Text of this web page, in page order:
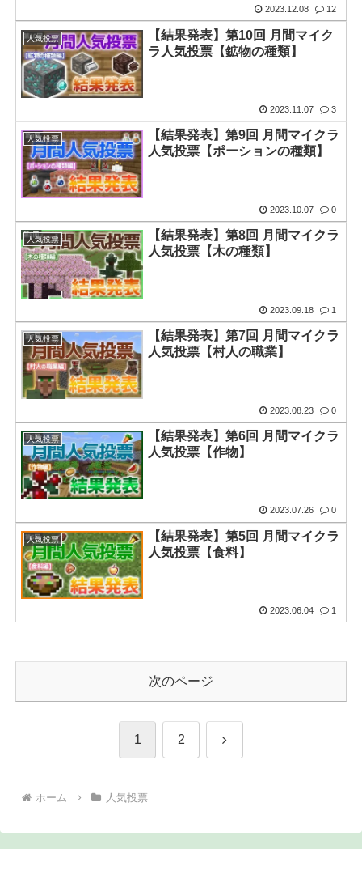
2023.12.08 12
人気投票
【結果発表】第10回 月間マイク
ラ人気投票【鉱物の種類】
2023.11.07 3
人気投票
【結果発表】第9回 月間マイクラ
人気投票【ポーションの種類】
2023.10.07 0
人気投票
【結果発表】第8回 月間マイクラ
人気投票【木の種類】
2023.09.18 1
人気投票
【結果発表】第7回 月間マイクラ
人気投票【村人の職業】
2023.08.23 0
人気投票
【結果発表】第6回 月間マイクラ
人気投票【作物】
2023.07.26 0
人気投票
【結果発表】第5回 月間マイクラ
人気投票【食料】
2023.06.04 1
次のページ
1 2 次
ホーム 人気投票